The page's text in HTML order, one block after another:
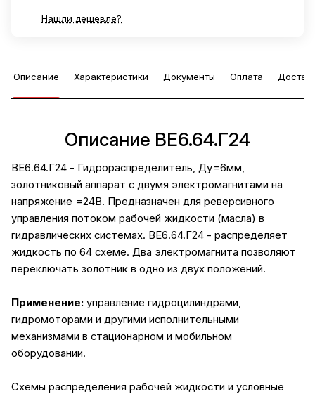
Нашли дешевле?
Описание Характеристики Документы Оплата
Описание ВЕ6.64.Г24
ВЕ6.64.Г24 - Гидрораспределитель, Ду=6мм,
золотниковый аппарат с двумя электромагнитами на
напряжение =24В. Предназначен для реверсивного
управления потоком рабочей жидкости (масла) в
гидравлических системах. ВЕ6.64.Г24 - распределяет
жидкость по 64 схеме. Два электромагнита позволяют
переключать золотник в одно из двух положений.
Применение: управление гидроцилиндрами,
гидромоторами и другими исполнительными
механизмами в стационарном и мобильном
оборудовании.
Схемы распределения рабочей жидкости и условные